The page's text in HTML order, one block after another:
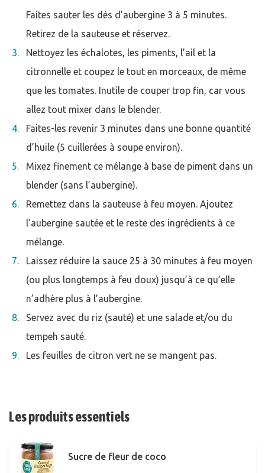
Faites sauter les dés d’aubergine 3 à 5 minutes.
Retirez de la sauteuse et réservez.
Nettoyez les échalotes, les piments, l’ail et la
citronnelle et coupez le tout en morceaux, de même
que les tomates. Inutile de couper trop fin, car vous
allez tout mixer dans le blender.
Faites-les revenir 3 minutes dans une bonne quantité
d’huile (5 cuillerées à soupe environ).
Mixez finement ce mélange à base de piment dans un
blender (sans l’aubergine).
Remettez dans la sauteuse à feu moyen. Ajoutez
l’aubergine sautée et le reste des ingrédients à ce
mélange.
Laissez réduire la sauce 25 à 30 minutes à feu moyen
(ou plus longtemps à feu doux) jusqu’à ce qu’elle
n’adhère plus à l’aubergine.
Servez avec du riz (sauté) et une salade et/ou du
tempeh sauté.
Les feuilles de citron vert ne se mangent pas.
Les produits essentiels
Sucre de fleur de coco